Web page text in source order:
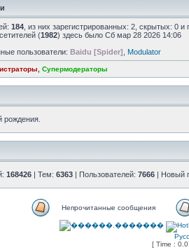
184 , из них зарегистрированных: 2, скрытых: 0
(1982) здесь было Сб мар 28 2026 14:06
пользователи: Baidu [Spider] Modulator
Супермодераторы
рождения.
168426 | Тем: 6363 | Пользователей: 7666 | Новый
Непрочитанные сообщения
[ Time :